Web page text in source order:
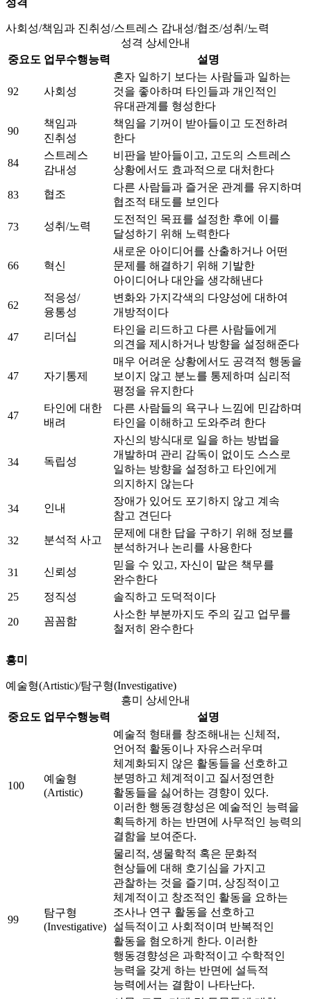
성격
사회성/책임과 진취성/스트레스 감내성/협조/성취/노력
성격 상세안내
중요도 업무수행능력 설명
92 사회성
혼자 일하기 보다는 사람들과 일하는
것을 좋아하며 타인들과 개인적인
유대관계를 형성한다
90
책임과
진취성
책임을 기꺼이 받아들이고 도전하려
한다
84
스트레스
감내성
비판을 받아들이고, 고도의 스트레스
상황에서도 효과적으로 대처한다
83 협조
다른 사람들과 즐거운 관계를 유지하며
협조적 태도를 보인다
73 성취/노력
도전적인 목표를 설정한 후에 이를
달성하기 위해 노력한다
66 혁신
새로운 아이디어를 산출하거나 어떤
문제를 해결하기 위해 기발한
아이디어나 대안을 생각해낸다
62
적응성/
융통성
변화와 가지각색의 다양성에 대하여
개방적이다
47 리더십
타인을 리드하고 다른 사람들에게
의견을 제시하거나 방향을 설정해준다
47 자기통제
매우 어려운 상황에서도 공격적 행동을
보이지 않고 분노를 통제하며 심리적
평정을 유지한다
47
타인에 대한
배려
다른 사람들의 욕구나 느낌에 민감하며
타인을 이해하고 도와주려 한다
34 독립성
자신의 방식대로 일을 하는 방법을
개발하며 관리 감독이 없이도 스스로
일하는 방향을 설정하고 타인에게
의지하지 않는다
34 인내
장애가 있어도 포기하지 않고 계속
참고 견딘다
32 분석적 사고
문제에 대한 답을 구하기 위해 정보를
분석하거나 논리를 사용한다
31 신뢰성
믿을 수 있고, 자신이 맡은 책무를
완수한다
25
정직성 솔직하고 도덕적이다
20 꼼꼼함
사소한 부분까지도 주의 깊고 업무를
철저히 완수한다
흥미
예술형(Artistic)/탐구형(Investigative)
흥미 상세안내
중요도 업무수행능력 설명
100
예술형
(Artistic)
예술적 형태를 창조해내는 신체적,
언어적 활동이나 자유스러우며
체계화되지 않은 활동들을 선호하고
분명하고 체계적이고 질서정연한
활동들을 싫어하는 경향이 있다.
이러한 행동경향성은 예술적인 능력을
획득하게 하는 반면에 사무적인 능력의
결함을 보여준다.
99
탐구형
(Investigative)
물리적, 생물학적 혹은 문화적
현상들에 대해 호기심을 가지고
관찰하는 것을 즐기며, 상징적이고
체계적이고 창조적인 활동을 요하는
조사나 연구 활동을 선호하고
설득적이고 사회적이며 반복적인
활동을 혐오하게 한다. 이러한
행동경향성은 과학적이고 수학적인
능력을 갖게 하는 반면에 설득적
능력에서는 결함이 나타난다.